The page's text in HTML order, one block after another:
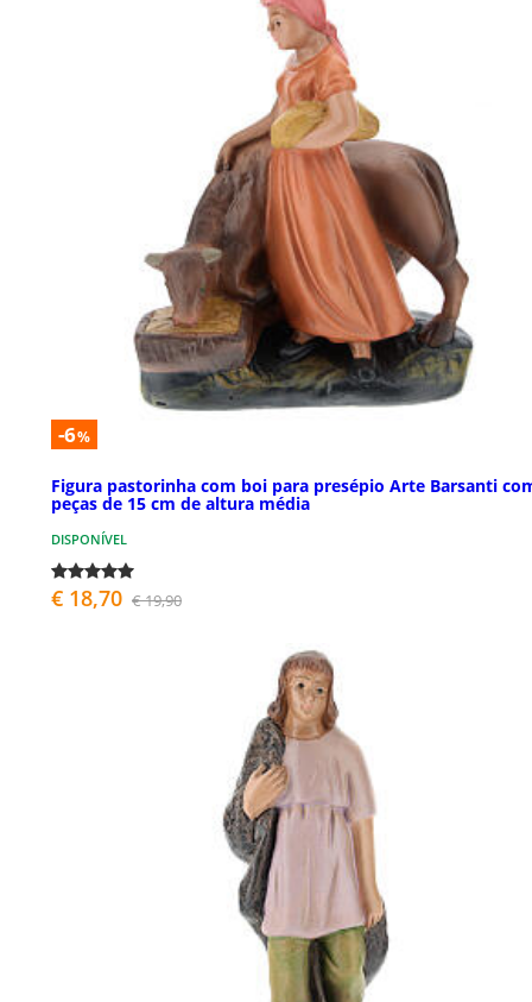
-6%
Figura pastorinha com boi para presépio Arte Barsanti
peças de 15 cm de altura média
DISPONÍVEL
€ 18,70 € 19,90